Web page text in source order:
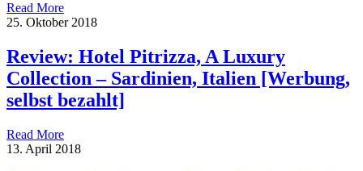
Read More
25. Oktober 2018
Review: Hotel Pitrizza, A Luxury
Collection – Sardinien, Italien [Werbung,
selbst bezahlt]
Read More
13. April 2018